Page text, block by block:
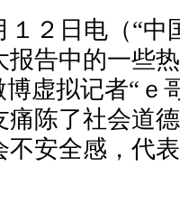
２日电（“中
报告中的一些
虚拟记者“ｅ
痛陈了社会道
不安全感，代